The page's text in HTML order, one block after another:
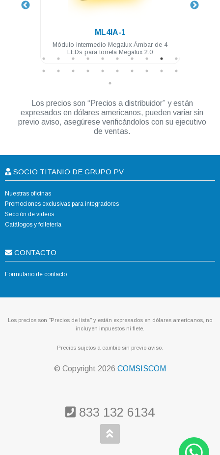
ML4IA-1
Módulo intermedio Megalux Ámbar de 4
LEDs para torreta Megalux 2.0
Los precios son “Precios a distribuidor” y están
expresados en dólares americanos, pueden variar sin
previo aviso, asegúrese verificándolos con su ejecutivo
de ventas.
SOCIO TITANIO DE GRUPO PV
Nuestras oficinas
Promociones exclusivas para integradores
Sección de videos
Catálogos y folletería
CONTACTO
Formulario de contacto
Los precios son “Precios de lista” y están expresados en dólares americanos, no
incluyen impuestos ni flete.
Precios sujetos a cambio sin previo aviso.
© Copyright 2026 COMSISCOM
833 132 6134